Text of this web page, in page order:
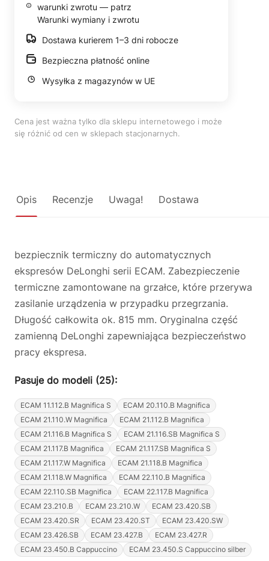
warunki zwrotu — patrz
Warunki wymiany i zwrotu
Dostawa kurierem 1–3 dni robocze
Bezpieczna płatność online
Wysyłka z magazynów w UE
Cena jest ważna tylko dla sklepu internetowego i może
się różnić od cen w sklepach stacjonarnych.
Opis Recenzje Uwaga! Dostawa
bezpiecznik termiczny do automatycznych
ekspresów DeLonghi serii ECAM. Zabezpieczenie
termiczne zamontowane na grzałce, które przerywa
zasilanie urządzenia w przypadku przegrzania.
Długość całkowita ok. 815 mm. Oryginalna część
zamienną DeLonghi zapewniająca bezpieczeństwo
pracy ekspresa.
Pasuje do modeli (25):
ECAM 11.112.B Magnifica S
ECAM 20.110.B Magnifica
ECAM 21.110.W Magnifica
ECAM 21.112.B Magnifica
ECAM 21.116.B Magnifica S
ECAM 21.116.SB Magnifica S
ECAM 21.117.B Magnifica
ECAM 21.117.SB Magnifica S
ECAM 21.117.W Magnifica
ECAM 21.118.B Magnifica
ECAM 21.118.W Magnifica
ECAM 22.110.B Magnifica
ECAM 22.110.SB Magnifica
ECAM 22.117.B Magnifica
ECAM 23.210.B
ECAM 23.210.W
ECAM 23.420.SB
ECAM 23.420.SR
ECAM 23.420.ST
ECAM 23.420.SW
ECAM 23.426.SB
ECAM 23.427.B
ECAM 23.427.R
ECAM 23.450.B Cappuccino
ECAM 23.450.S Cappuccino silber